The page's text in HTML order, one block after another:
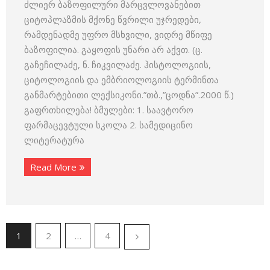
ძლიერ ბაზოფილური მარცვლოვა­ნებით
ციტოპლაზმის მქონე წვრილი უჯრედები,
რამდენადმე უფრო მსხვილი, ვიდრე მწიფე
ბაზოფილია. გაყოფის უნარი არ აქვთ. (ც.
გაჩეჩილაძე, ნ. ჩიკვილაძე. ჰისტოლოგიის,
ციტოლოგიის და ემბრიოლოგიის ტერმინთა
განმარტებითი ლექსიკონი.”თბ.,”ცოდნა”.2000 წ.)
გაფრთხილება! ბმულები: 1. საავტორო
ფარმაცევტული სკოლა 2. სამედიცინო
ლიტერატურა
Read More
1 2 … 4